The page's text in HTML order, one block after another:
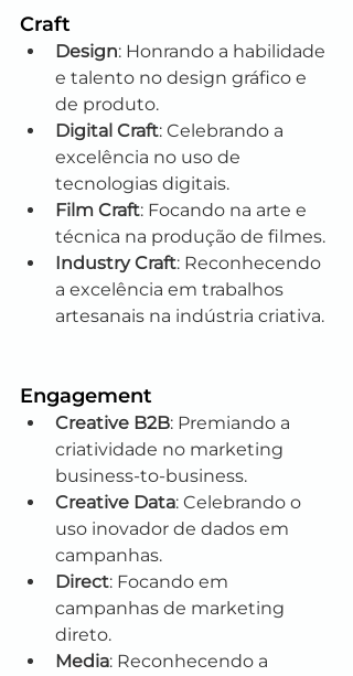
Craft
Design: Honrando a habilidade
e talento no design gráfico e
de produto.
Digital Craft: Celebrando a
excelência no uso de
tecnologias digitais.
Film Craft: Focando na arte e
técnica na produção de filmes.
Industry Craft: Reconhecendo
a excelência em trabalhos
artesanais na indústria criativa.
Engagement
Creative B2B: Premiando a
criatividade no marketing
business-to-business.
Creative Data: Celebrando o
uso inovador de dados em
campanhas.
Direct: Focando em
campanhas de marketing
direto.
Media: Reconhecendo a